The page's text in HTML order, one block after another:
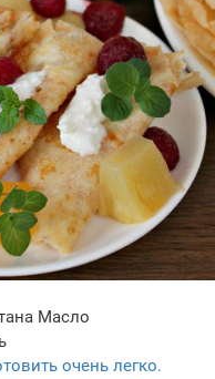
Масло
очень легко.